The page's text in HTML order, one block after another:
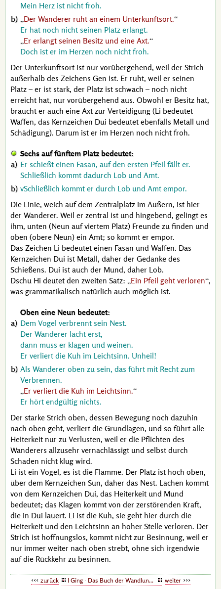
Mein Herz ist nicht froh.
Der Wanderer ruht an einem Unterkunftsort.
Er hat noch nicht seinen Platz erlangt.
Er erlangt seinen Besitz und eine Axt.
Doch ist er im Herzen noch nicht froh.
Der Unterkunftsort ist nur vorübergehend, weil der Strich
außerhalb des Zeichens Gen ist. Er ruht, weil er seinen
Platz – er ist stark, der Platz ist schwach – noch nicht
erreicht hat, nur vorübergehend aus. Obwohl er Besitz hat,
braucht er auch eine Axt zur Verteidigung (Li bedeutet
Waffen, das Kernzeichen Dui bedeutet ebenfalls Metall und
Schädigung). Darum ist er im Herzen noch nicht froh.
Sechs auf fünftem Platz bedeutet:
Er schießt einen Fasan, auf den ersten Pfeil fällt er.
Schließlich kommt dadurch Lob und Amt.
vSchließlich kommt er durch Lob und Amt empor.
Die Linie, weich auf dem Zentralplatz im Äußern, ist hier
der Wanderer. Weil er zentral ist und hingebend, gelingt es
ihm, unten (Neun auf viertem Platz) Freunde zu finden und
oben (obere Neun) ein Amt; so kommt er empor.
Das Zeichen Li bedeutet einen Fasan und Waffen. Das
Kernzeichen Dui ist Metall, daher der Gedanke des
Schießens. Dui ist auch der Mund, daher Lob.
Dschu Hi deutet den zweiten Satz: Ein Pfeil geht verloren ,
was grammatikalisch natürlich auch möglich ist.
Oben eine Neun bedeutet:
Dem Vogel verbrennt sein Nest.
Der Wanderer lacht erst,
dann muss er klagen und weinen.
Er verliert die Kuh im Leichtsinn. Unheil!
Als Wanderer oben zu sein, das führt mit Recht zum
Verbrennen.
Er verliert die Kuh im Leichtsinn.
Er hört endgültig nichts.
Der starke Strich oben, dessen Bewegung noch dazuhin
nach oben geht, verliert die Grundlagen, und so führt alle
Heiterkeit nur zu Verlusten, weil er die Pflichten des
Wanderers allzusehr vernachlässigt und selbst durch
Schaden nicht klug wird.
Li ist ein Vogel, es ist die Flamme. Der Platz ist hoch oben,
über dem Kernzeichen Sun, daher das Nest. Lachen kommt
von dem Kernzeichen Dui, das Heiterkeit und Mund
bedeutet; das Klagen kommt von der zerstörenden Kraft,
die in Dui lauert. Li ist die Kuh, sie geht hier durch die
Heiterkeit und den Leichtsinn an hoher Stelle verloren. Der
Strich ist hoffnungslos, kommt nicht zur Besinnung, weil er
nur immer weiter nach oben strebt, ohne sich irgendwie
auf die Rückkehr zu besinnen.
zurück I Ging · Das Buch der Wandlungen weiter